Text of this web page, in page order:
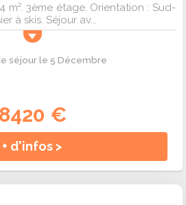
m². 3ème étage. Orientation : Sud-
à skis. Séjour av...
séjour le 5 Décembre
8420 €
+ d'infos >